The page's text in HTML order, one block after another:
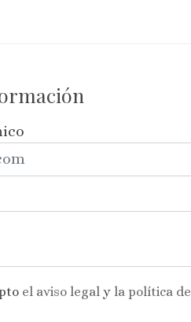
el aviso legal y la política de